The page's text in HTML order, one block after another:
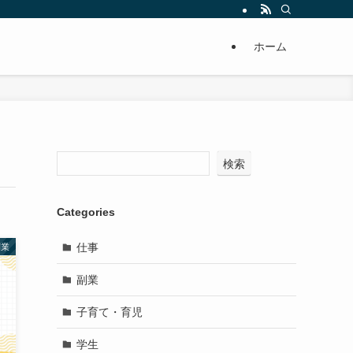
ホーム
検索
Categories
仕事
副業
子育て・育児
学生